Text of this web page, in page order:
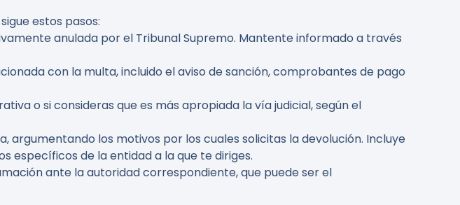
estos pasos:
anulada por el Tribunal Supremo. Mantente informado a través
con la multa, incluido el aviso de sanción, comprobantes de pago
o si consideras que es más apropiada la vía judicial, según el
argumentando los motivos por los cuales solicitas la devolución. Incluye
específicos de la entidad a la que te diriges.
ante la autoridad correspondiente, que puede ser el